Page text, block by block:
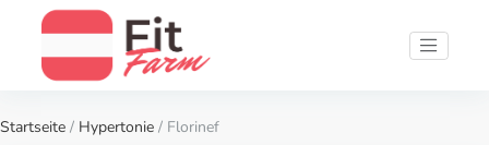
Startseite / Hypertonie / Florinef